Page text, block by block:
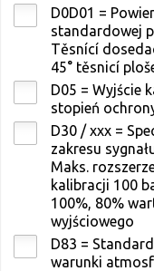
D0D01 =
standardowej
Těsnící
45° těsnicí
D05 = Wyjście
stopień
D30 / xxx =
zakresu
Maks.
kalibracji 100
100%, 80%
wyjściowego
D83 =
warunki